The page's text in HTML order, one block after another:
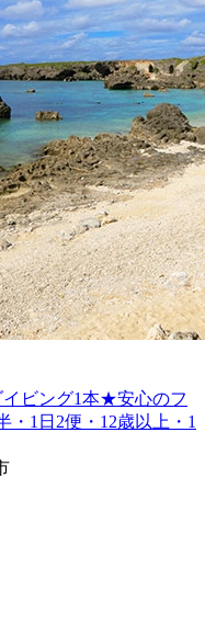
ビング1本★安心のフ
・1日2便・12歳以上・1